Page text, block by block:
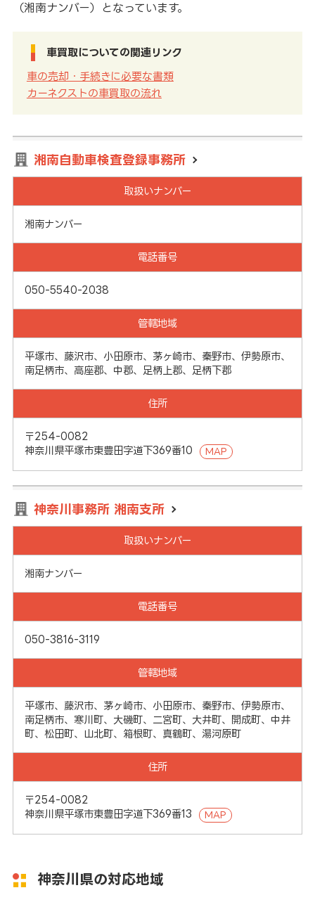
（湘南ナンバー）となっています。
車買取についての関連リンク
車の売却・手続きに必要な書類
カーネクストの車買取の流れ
湘南自動車検査登録事務所
取扱いナンバー
湘南ナンバー
電話番号
050-5540-2038
管轄地域
平塚市、藤沢市、小田原市、茅ヶ崎市、秦野市、伊勢原市、
南足柄市、高座郡、中郡、足柄上郡、足柄下郡
住所
〒254-0082
神奈川県平塚市東豊田字道下369番10
MAP
神奈川事務所 湘南支所
取扱いナンバー
湘南ナンバー
電話番号
050-3816-3119
管轄地域
平塚市、藤沢市、茅ヶ崎市、小田原市、秦野市、伊勢原市、
南足柄市、寒川町、大磯町、二宮町、大井町、開成町、中井
町、松田町、山北町、箱根町、真鶴町、湯河原町
住所
〒254-0082
神奈川県平塚市東豊田字道下369番13
MAP
神奈川県の対応地域